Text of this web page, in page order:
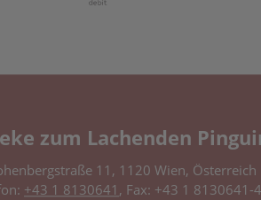
zum Lachenden
11, 1120 Wien, Österreich
+43 1 8130641 , Fax: +43 1 8130641-